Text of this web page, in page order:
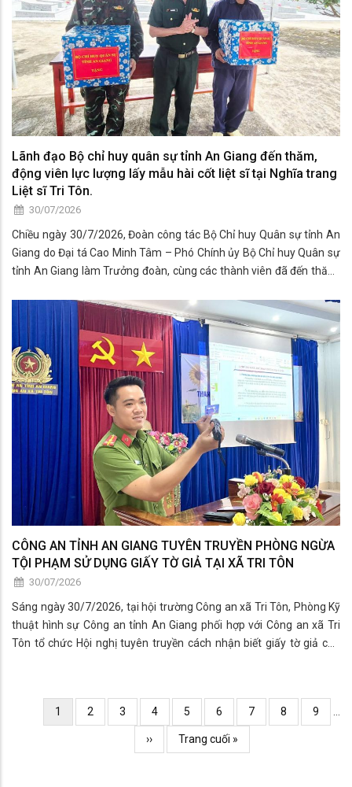
Lãnh đạo Bộ chỉ huy quân sự tỉnh An Giang đến thăm,
động viên lực lượng lấy mẫu hài cốt liệt sĩ tại Nghĩa trang
Liệt sĩ Tri Tôn.
30/07/2026
Chiều ngày 30/7/2026, Đoàn công tác Bộ Chỉ huy Quân sự tỉnh An
Giang do Đại tá Cao Minh Tâm – Phó Chính ủy Bộ Chỉ huy Quân sự
tỉnh An Giang làm Trưởng đoàn, cùng các thành viên đã đến thăm,
mẫu, bàn giao mẫu hài cốt liệt sĩ tại Nghĩa trang Liệt sĩ Tri Tôn.
CÔNG AN TỈNH AN GIANG TUYÊN TRUYỀN PHÒNG NGỪA
TỘI PHẠM SỬ DỤNG GIẤY TỜ GIẢ TẠI XÃ TRI TÔN
30/07/2026
Sáng ngày 30/7/2026, tại hội trường Công an xã Tri Tôn, Phòng Kỹ
thuật hình sự Công an tỉnh An Giang phối hợp với Công an xã Tri
Tôn tổ chức Hội nghị tuyên truyền cách nhận biết giấy tờ giả cho
nghị có Thượng tá Lưu Quang Phục, Phó Trưởng Phòng Kỹ thuật
hình sự Công an tỉnh An Giang.
PaginationCurrent
page
1 Page
2 Page
3 Page
4 Page
5 Page
6 Page
7 Page
8 Page
9
Trang
kế
››
Trang
cuối
Trang cuối »